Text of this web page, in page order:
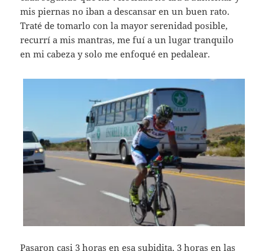
mis piernas no iban a descansar en un buen rato.
Traté de tomarlo con la mayor serenidad posible,
recurrí a mis mantras, me fuí a un lugar tranquilo
en mi cabeza y solo me enfoqué en pedalear.
Pasaron casi 3 horas en esa subidita, 3 horas en las